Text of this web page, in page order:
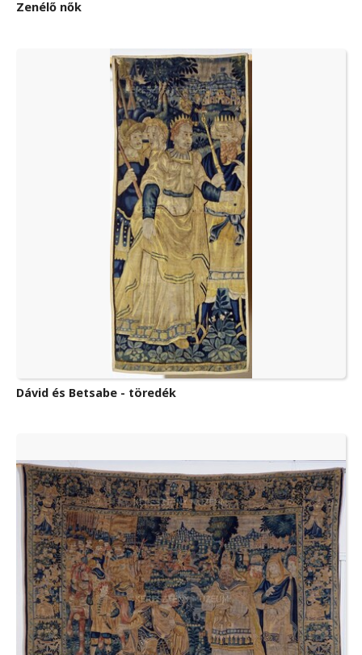
Zenélő nők
Dávid és Betsabe - töredék